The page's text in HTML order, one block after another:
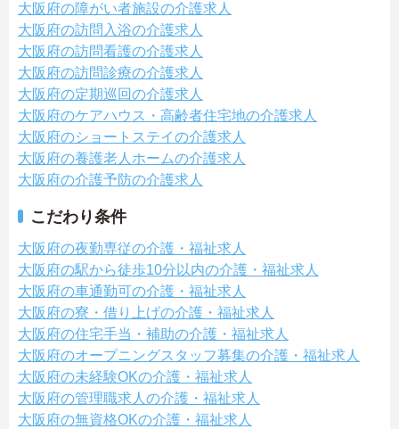
大阪府の障がい者施設の介護求人
大阪府の訪問入浴の介護求人
大阪府の訪問看護の介護求人
大阪府の訪問診療の介護求人
大阪府の定期巡回の介護求人
大阪府のケアハウス・高齢者住宅地の介護求人
大阪府のショートステイの介護求人
大阪府の養護老人ホームの介護求人
大阪府の介護予防の介護求人
こだわり条件
大阪府の夜勤専従の介護・福祉求人
大阪府の駅から徒歩10分以内の介護・福祉求人
大阪府の車通勤可の介護・福祉求人
大阪府の寮・借り上げの介護・福祉求人
大阪府の住宅手当・補助の介護・福祉求人
大阪府のオープニングスタッフ募集の介護・福祉求人
大阪府の未経験OKの介護・福祉求人
大阪府の管理職求人の介護・福祉求人
大阪府の無資格OKの介護・福祉求人